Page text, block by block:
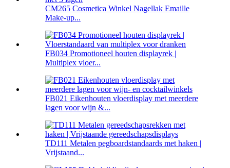
CM265 Cosmetica Winkel Nagellak Emaille
Make-up...
FB034 Promotioneel houten displayrek |
Multiplex vloer...
FB021 Eikenhouten vloerdisplay met meerdere
lagen voor wijn &...
TD111 Metalen pegboardstandaards met haken |
Vrijstaand...